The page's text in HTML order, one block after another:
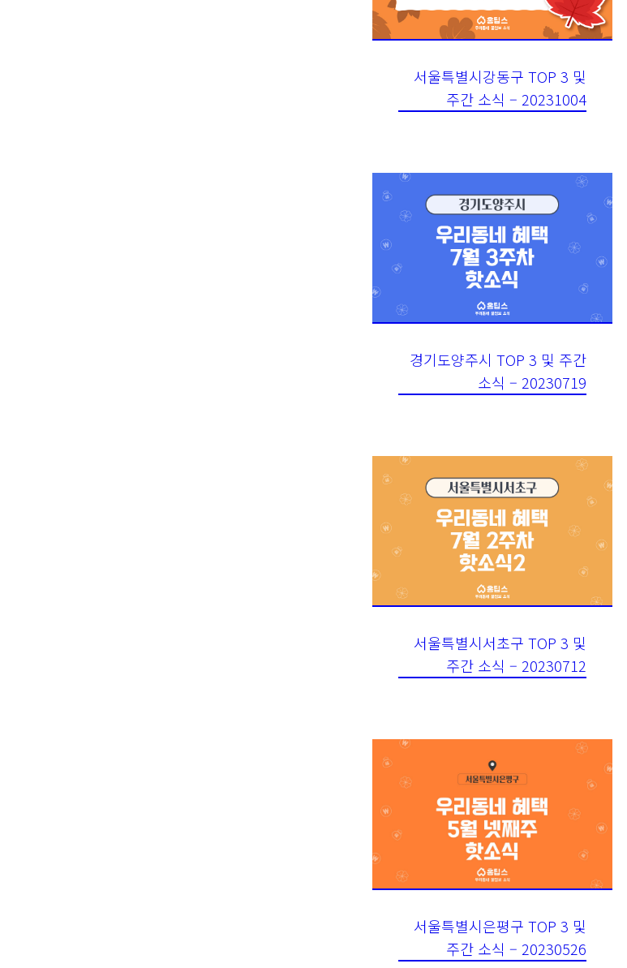
서울특별시강동구 TOP 3 및
주간 소식 – 20231004
경기도양주시 TOP 3 및 주간
소식 – 20230719
서울특별시서초구 TOP 3 및
주간 소식 – 20230712
서울특별시은평구 TOP 3 및
주간 소식 – 20230526